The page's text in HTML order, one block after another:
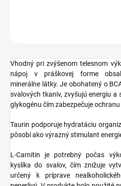
Vhodný pri zvýšenom telesnom
nápoj v práškovej forme
minerálne látky. Je obohatený o
svalových tkanív, zvyšujú energiu a
glykogénu čím zabezpečuje
Taurin podporuje hydratáciu
pôsobí ako výrazný stimulant
L-Carnitin je potrebný počas
kyslíka do svalov, čím znižuje
určený k príprave